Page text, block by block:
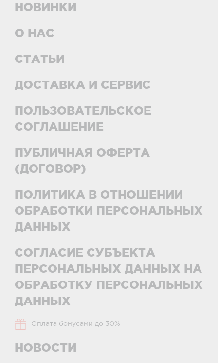
НОВИНКИ
О НАС
СТАТЬИ
ДОСТАВКА И СЕРВИС
ПОЛЬЗОВАТЕЛЬСКОЕ
СОГЛАШЕНИЕ
ПУБЛИЧНАЯ ОФЕРТА
(ДОГОВОР)
ПОЛИТИКА В ОТНОШЕНИИ
ОБРАБОТКИ ПЕРСОНАЛЬНЫХ
ДАННЫХ
СОГЛАСИЕ СУБЪЕКТА
ПЕРСОНАЛЬНЫХ ДАННЫХ НА
ОБРАБОТКУ ПЕРСОНАЛЬНЫХ
ДАННЫХ
Оплата бонусами до 30%
НОВОСТИ